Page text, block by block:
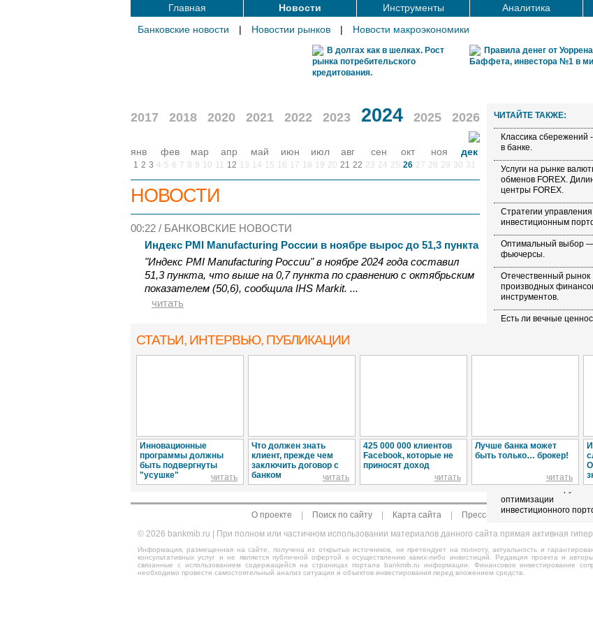
Главная Новости Инструменты Аналитика
Банковские новости
| Новостии рынков | Новости макроэкономики
В долгах как в шелках. Рост
рынка потребительского
кредитования.
Правила денег от Уоррена
Баффета, инвестора №1 в
2017 2018 2020 2021 2022 2023 2024 2025 2026
янв фев мар апр май июн июл авг сен окт ноя дек
1 2 3 4 5 6 7 8 9 10 11 12 13 14 15 16 17 18 19 20 21 22 23 24 25 26 27 28 29 30 31
НОВОСТИ
00:22 / БАНКОВСКИЕ НОВОСТИ
Индекс PMI Manufacturing России в ноябре вырос до 51,3 пункта
"Индекс PMI Manufacturing России" в ноябре 2024 года составил
51,3 пункта, что выше на 0,7 пункта по сравнению с октябрьским
показателем (50,6), сообщила IHS Markit. ...
читать
ЧИТАЙТЕ ТАКЖЕ:
Классика сбережений
в банке.
Услуги на рынке
обменов FOREX.
центры FOREX.
Стратегии управления
инвестиционным
Оптимальный выбор
фьючерсы.
Отечественный рынок
производных
инструментов.
Есть ли вечные
Домик у моря.
Инфляция или
рубля: какое из зол
оптимизации
инвестиционного
СТАТЬИ, ИНТЕРВЬЮ, ПУБЛИКАЦИИ
Инновационные
программы должны
быть подвергнуты
"усушке"
читать
Что должен знать
клиент, прежде чем
заключить договор с
банком
читать
425 000 000 клиентов
Facebook, которые не
приносят доход
читать
Лучше банка может
быть только… брокер!
читать
О проекте Поиск по сайту Карта сайта Пресс-релизы | Статьи |
© 2026 bankmib.ru | При полном или частичном использовании материалов данного сайта прямая активная
Информация, размещенная на сайте, получена из открытых источников, не претендует на полноту, актуальность и
консультативных услуг и не является публичной офертой к осуществлению каких-либо инвестиций. Редакция проекта и
связанные с использованием содержащейся на страницах портала bankmib.ru информации. Финансовое инвестирование
необходимо провести самостоятельный анализ ситуации и объектов инвестирования перед вложением средств.